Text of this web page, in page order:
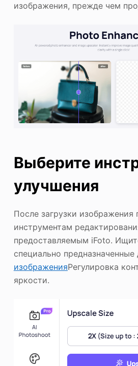
изображения, прежде чем
Выберите
улучшения
После загрузки изображения
инструментам
предоставляемым iFoto.
специально предназначенные
изображенияРегулировка
яркости.